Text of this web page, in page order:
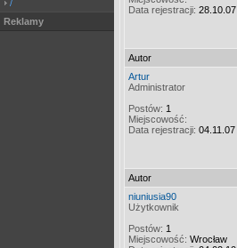
/
Reklamy
Data rejestracji: 28.10.07
Autor
Artur
Administrator
Postów: 1
Miejscowość:
Data rejestracji: 04.11.07
Autor
niuniusia90
Użytkownik
Postów: 1
Miejscowość: Wrocław